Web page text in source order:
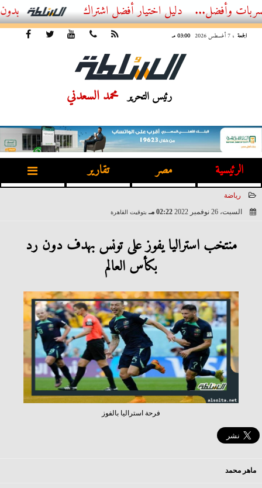
أفضل اشتراك IPTV بدون تقطيع 2026 – دليل المشاهد العصري
الجمعة ، 7 أغسطس 2026 03:00 مـ
رئيس التحرير محمد السعدني
الرئيسية مصر تقارير
رياضة
السبت، 26 نوفمبر 2022
02:22 مـ بتوقيت القاهرة
منتخب استراليا يفوز على تونس بهدف دون رد
بكأس العالم
فرحة استراليا بالفوز
ماهر محمد